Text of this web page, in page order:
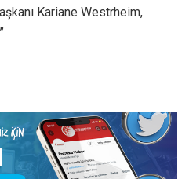
Kariane Westrheim,